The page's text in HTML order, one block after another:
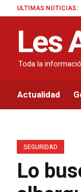
ULTIMAS NOTICIAS:
Les
Toda la
Actualidad
SEGURIDAD
Lo